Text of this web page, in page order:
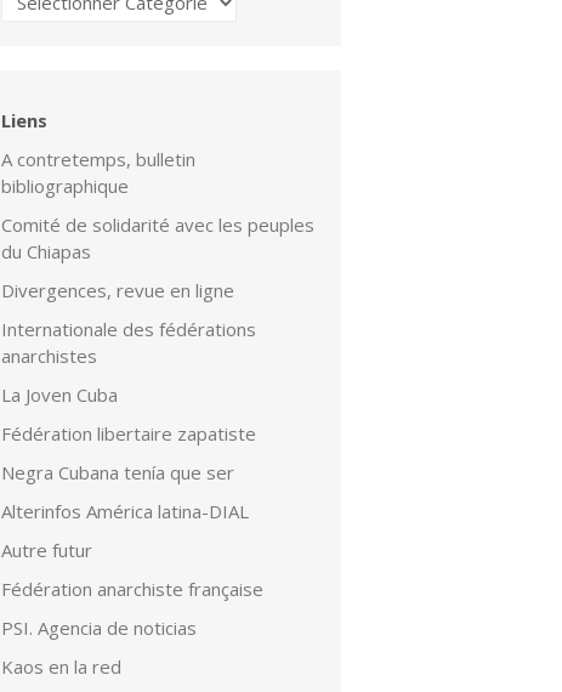
Liens
A contretemps, bulletin
bibliographique
Comité de solidarité avec les peuples
du Chiapas
Divergences, revue en ligne
Internationale des fédérations
anarchistes
La Joven Cuba
Fédération libertaire zapatiste
Negra Cubana tenía que ser
Alterinfos América latina-DIAL
Autre futur
Fédération anarchiste française
PSI. Agencia de noticias
Kaos en la red